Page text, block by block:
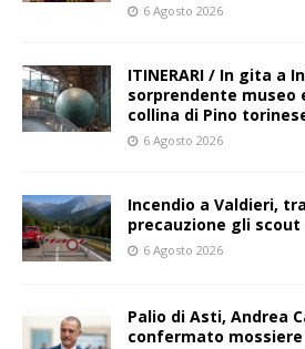
6 Agosto 2026
ITINERARI / In gita a
sorprendente museo
collina di Pino
6 Agosto 2026
Incendio a Valdieri,
precauzione gli scout
6 Agosto 2026
Palio di Asti, Andrea
confermato mossiere